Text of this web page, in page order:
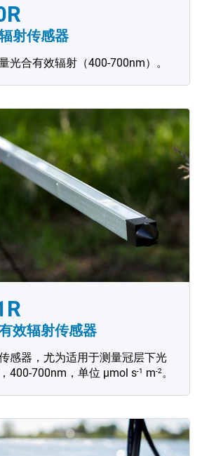
射传感器
光合有效辐射（400-700nm）。
效辐射传感器
感器，尤为适用于测量冠层下光
400-700nm，单位 µmols-1 m-2。